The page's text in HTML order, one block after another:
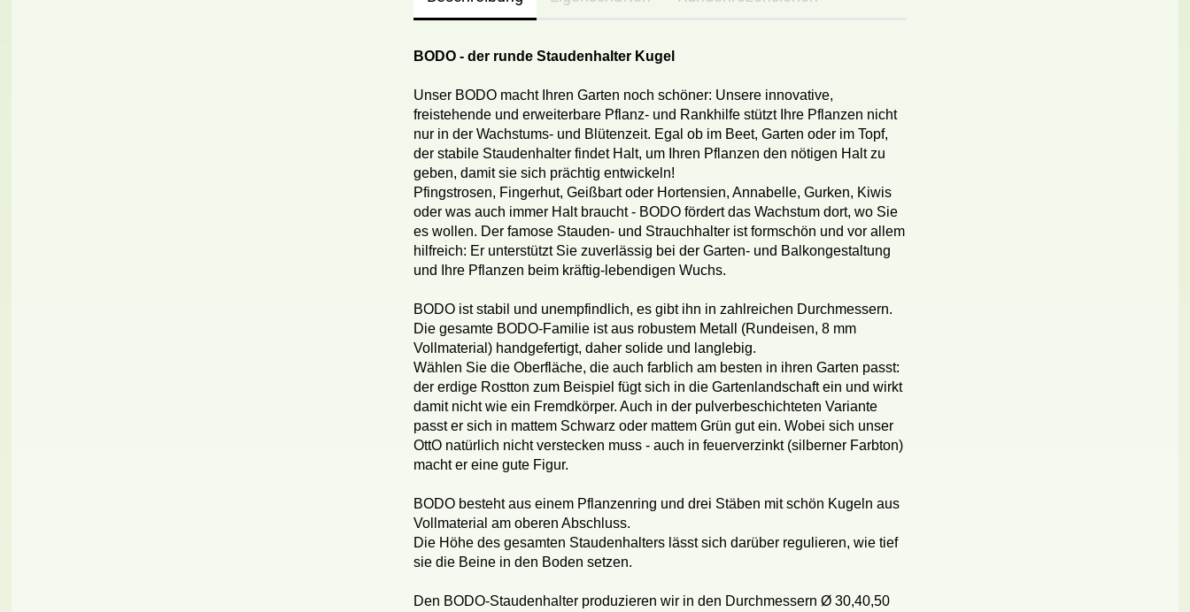
BODO - der runde Staudenhalter Kugel
Unser BODO macht Ihren Garten noch schöner: Unsere innovative,
freistehende und erweiterbare Pflanz- und Rankhilfe stützt Ihre Pflanzen nicht
nur in der Wachstums- und Blütenzeit. Egal ob im Beet, Garten oder im Topf,
der stabile Staudenhalter findet Halt, um Ihren Pflanzen den nötigen Halt zu
geben, damit sie sich prächtig entwickeln!
Pfingstrosen, Fingerhut, Geißbart oder Hortensien, Annabelle, Gurken, Kiwis
oder was auch immer Halt braucht - BODO fördert das Wachstum dort, wo Sie
es wollen. Der famose Stauden- und Strauchhalter ist formschön und vor allem
hilfreich: Er unterstützt Sie zuverlässig bei der Garten- und Balkongestaltung
und Ihre Pflanzen beim kräftig-lebendigen Wuchs.
BODO ist stabil und unempfindlich, es gibt ihn in zahlreichen Durchmessern.
Die gesamte BODO-Familie ist aus robustem Metall (Rundeisen, 8 mm
Vollmaterial) handgefertigt, daher solide und langlebig.
Wählen Sie die Oberfläche, die auch farblich am besten in ihren Garten passt:
der erdige Rostton zum Beispiel fügt sich in die Gartenlandschaft ein und wirkt
damit nicht wie ein Fremdkörper. Auch in der pulverbeschichteten Variante
passt er sich in mattem Schwarz oder mattem Grün gut ein. Wobei sich unser
OttO natürlich nicht verstecken muss - auch in feuerverzinkt (silberner Farbton)
macht er eine gute Figur.
BODO besteht aus einem Pflanzenring und drei Stäben mit schön Kugeln aus
Vollmaterial am oberen Abschluss.
Die Höhe des gesamten Staudenhalters lässt sich darüber regulieren, wie tief
sie die Beine in den Boden setzen.
Den BODO-Staudenhalter produzieren wir in den Durchmessern Ø 30,40,50